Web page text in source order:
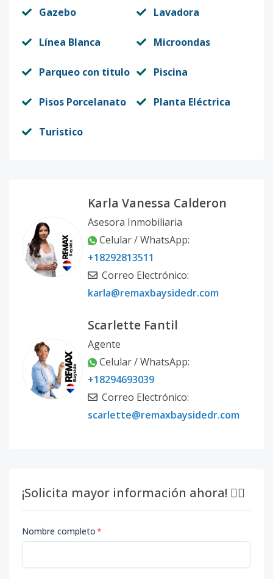
Gazebo Lavadora
Línea Blanca Microondas
Parqueo con titulo Piscina
Pisos Porcelanato Planta Eléctrica
Turistico
Karla Vanessa Calderon
Asesora Inmobiliaria
Celular / WhatsApp:
+18292813511
Correo Electrónico:
karla@remaxbaysidedr.com
Scarlette Fantil
Agente
Celular / WhatsApp:
+18294693039
Correo Electrónico:
scarlette@remaxbaysidedr.com
¡Solicita mayor información ahora! 👇🏽
Nombre completo*